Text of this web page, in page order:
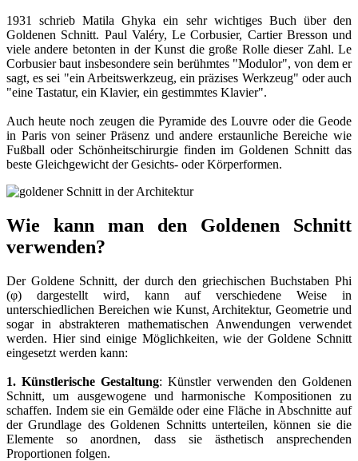
1931 schrieb Matila Ghyka ein sehr wichtiges Buch über den
Goldenen Schnitt. Paul Valéry, Le Corbusier, Cartier Bresson und
viele andere betonten in der Kunst die große Rolle dieser Zahl. Le
Corbusier baut insbesondere sein berühmtes "Modulor", von dem er
sagt, es sei "ein Arbeitswerkzeug, ein präzises Werkzeug" oder auch
"eine Tastatur, ein Klavier, ein gestimmtes Klavier".
Auch heute noch zeugen die Pyramide des Louvre oder die Geode
in Paris von seiner Präsenz und andere erstaunliche Bereiche wie
Fußball oder Schönheitschirurgie finden im Goldenen Schnitt das
beste Gleichgewicht der Gesichts- oder Körperformen.
Wie kann man den Goldenen Schnitt
verwenden?
Der Goldene Schnitt, der durch den griechischen Buchstaben Phi
(φ) dargestellt wird, kann auf verschiedene Weise in
unterschiedlichen Bereichen wie Kunst, Architektur, Geometrie und
sogar in abstrakteren mathematischen Anwendungen verwendet
werden. Hier sind einige Möglichkeiten, wie der Goldene Schnitt
eingesetzt werden kann:
1. Künstlerische Gestaltung: Künstler verwenden den Goldenen
Schnitt, um ausgewogene und harmonische Kompositionen zu
schaffen. Indem sie ein Gemälde oder eine Fläche in Abschnitte auf
der Grundlage des Goldenen Schnitts unterteilen, können sie die
Elemente so anordnen, dass sie ästhetisch ansprechenden
Proportionen folgen.